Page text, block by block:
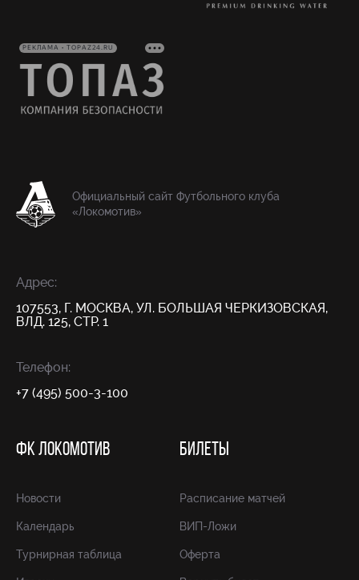
РЕКЛАМА • TOPAZ24.RU
Официальный сайт Футбольного клуба
«Локомотив»
Адрес:
107553, Г. МОСКВА, УЛ. БОЛЬШАЯ ЧЕРКИЗОВСКАЯ,
ВЛД. 125, СТР. 1
Телефон:
+7 (495) 500-3-100
ФК ЛОКОМОТИВ
Новости
Календарь
Турнирная таблица
БИЛЕТЫ
Расписание матчей
ВИП-Ложи
Оферта